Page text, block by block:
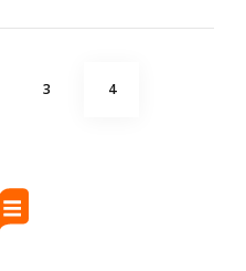
PAGE
3 PAGE
4